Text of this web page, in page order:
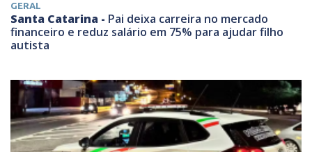
GERAL
Santa Catarina - Pai deixa carreira no mercado
financeiro e reduz salário em 75% para ajudar filho
autista